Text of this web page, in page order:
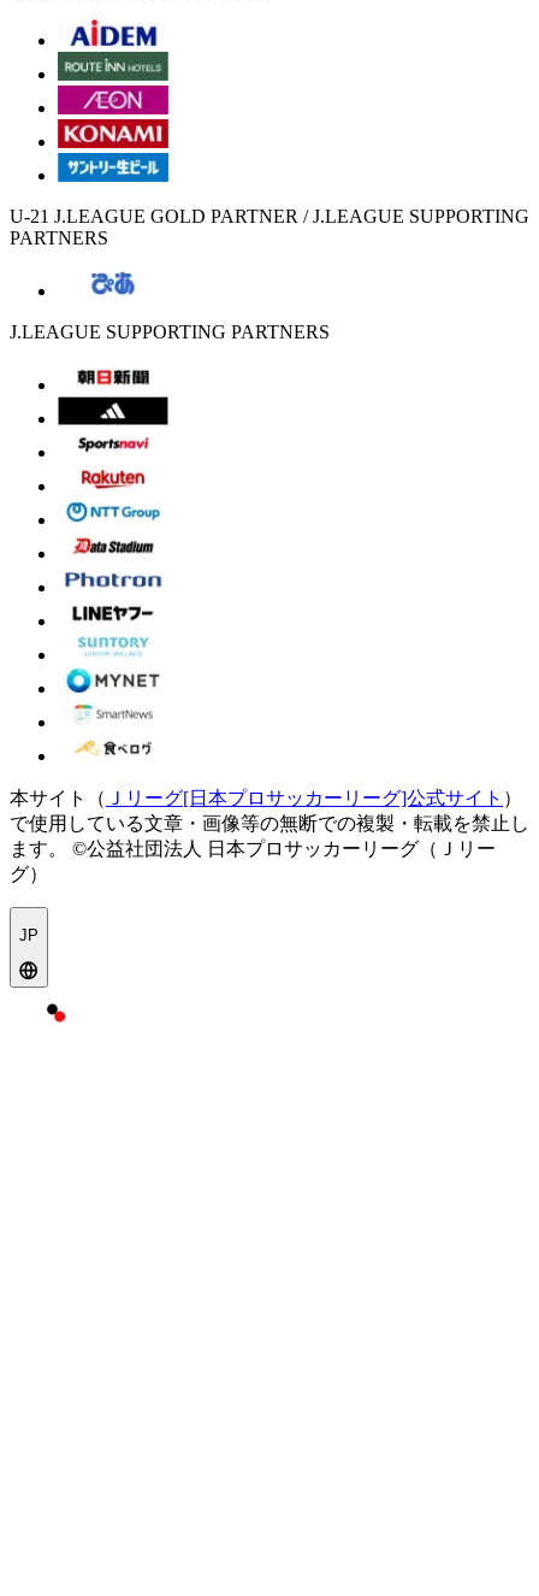
U-21 J.LEAGUE GOLD PARTNER / J.LEAGUE SUPPORTING
PARTNERS
J.LEAGUE SUPPORTING PARTNERS
本サイト（ Ｊリーグ[日本プロサッカーリーグ]公式サイト ）
で使用している文章・画像等の無断での複製・転載を禁止し
ます。
©公益社団法人 日本プロサッカーリーグ（Ｊリー
グ）
JP